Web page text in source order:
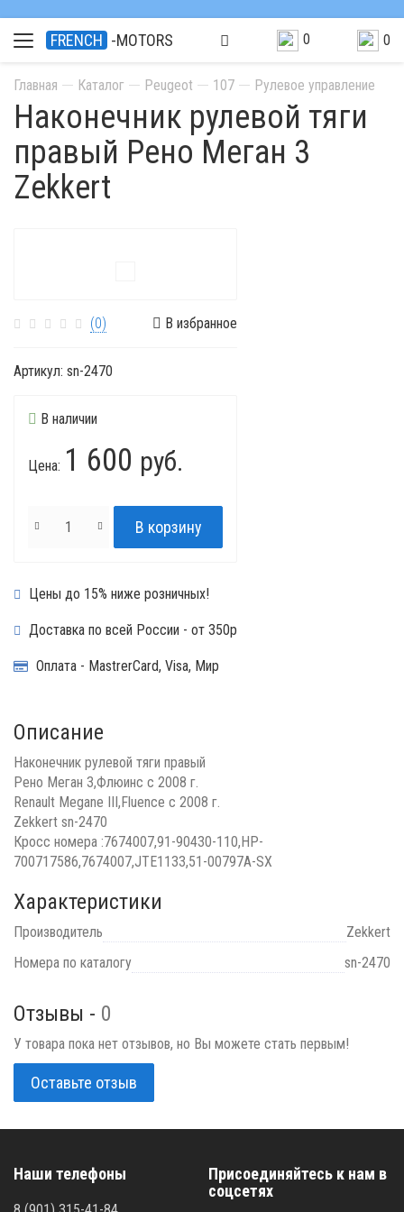
FRENCH -MOTORS 0 0
Главная Каталог Peugeot 107 Рулевое управление
Наконечник рулевой тяги
правый Рено Меган 3
Zekkert
(0) В избранное
Артикул: sn-2470
В наличии
Цена: 1 600 руб.
Цены до 15% ниже розничных!
Доставка по всей России - от 350р
Оплата - MastrerCard, Visa, Мир
Описание
Наконечник рулевой тяги правый
Рено Меган 3,Флюинс с 2008 г.
Renault Megane III,Fluence с 2008 г.
Zekkert sn-2470
Кросс номера :7674007,91-90430-110,HP-
700717586,7674007,JTE1133,51-00797A-SX
Характеристики
Производитель
Zekkert
Номера по каталогу
sn-2470
Отзывы - 0
У товара пока нет отзывов, но Вы можете стать первым!
Оставьте отзыв
Наши телефоны
Присоединяйтесь к нам в
соцсетях